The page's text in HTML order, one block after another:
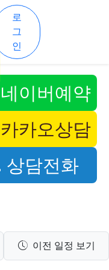
로
그
인
네이버예약
카카오상담
상담전화
이전 일정 보기